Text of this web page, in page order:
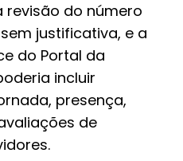
revisão do número
justificativa, e a
do Portal da
incluir
presença,
de